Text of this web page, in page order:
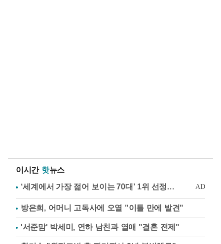
이시간 핫뉴스
방은희, 어머니 고독사에 오열 "이틀 만에 발견"
'서준맘' 박세미, 연하 남친과 열애 "결혼 전제"